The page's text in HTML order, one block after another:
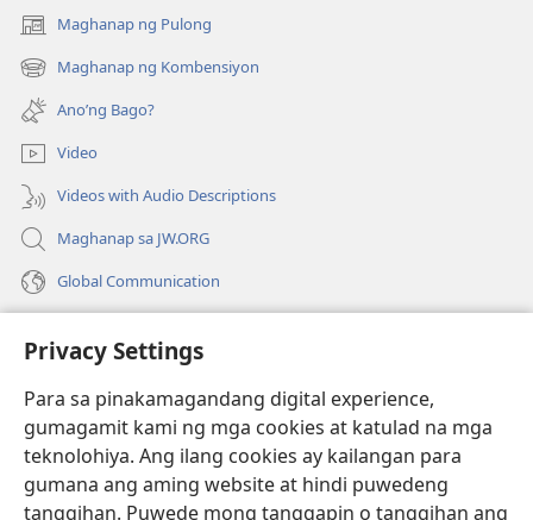
Privacy Settings
Para sa pinakamagandang digital experience,
gumagamit kami ng mga cookies at katulad na mga
teknolohiya. Ang ilang cookies ay kailangan para
gumana ang aming website at hindi puwedeng
tanggihan. Puwede mong tanggapin o tanggihan ang
Maghanap ng Pulong
(may
bubukas
na
bagong
window)
Maghanap ng Kombensiyon
(may
bubukas
na
bagong
window)
Ano’ng Bago?
Video
Videos with Audio Descriptions
Maghanap sa JW.ORG
Global Communication
(may
na
bagong
window)
Watchtower ONLINE LIBRARY™
(may
bubukas
na
JW Hub ®
(may